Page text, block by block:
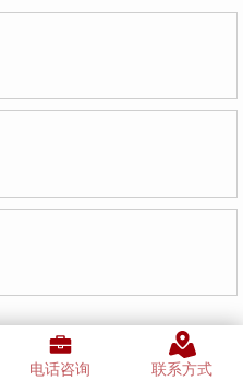
电话咨询 联系方式